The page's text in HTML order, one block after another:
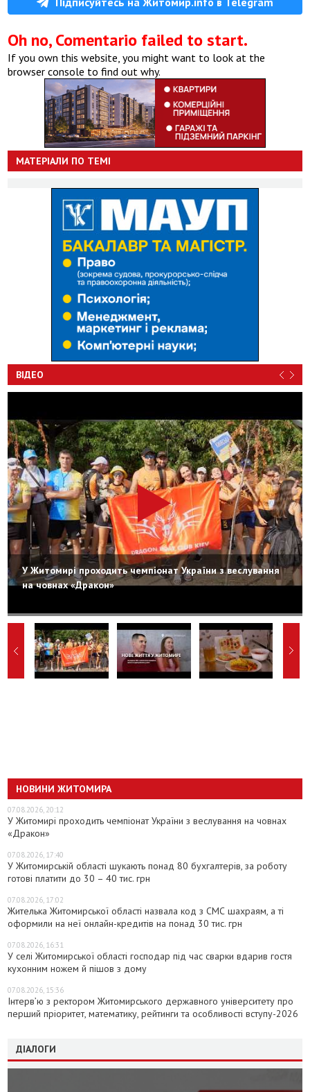
Oh no, Comentario failed to start.
If you own this website, you might want to look at the
browser console to find out why.
МАТЕРІАЛИ ПО ТЕМІ
ВІДЕО
У Житомирі проходить чемпіонат України з веслування
на човнах «Дракон»
НОВИНИ ЖИТОМИРА
07.08.2026, 20:12
У Житомирі проходить чемпіонат України з веслування на човнах
«Дракон»
07.08.2026, 17:40
У Житомирській області шукають понад 80 бухгалтерів, за роботу
готові платити до 30 – 40 тис. грн
07.08.2026, 17:02
Жителька Житомирської області назвала код з СМС шахраям, а ті
оформили на неї онлайн-кредитів на понад 30 тис. грн
07.08.2026, 16:31
У селі Житомирської області господар під час сварки вдарив гостя
кухонним ножем й пішов з дому
07.08.2026, 15:36
Інтерв’ю з ректором Житомирського державного університету про
перший пріоритет, математику, рейтинги та особливості вступу-2026
ДІАЛОГИ